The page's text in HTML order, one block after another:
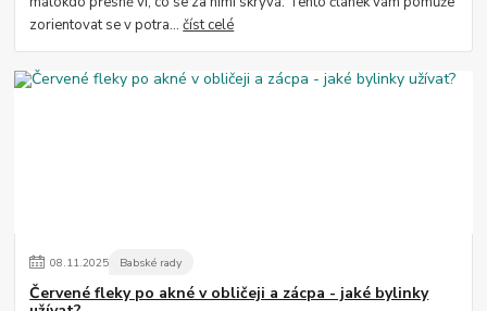
zorientovat se v potra...číst celé
08.11.2025 Babské rady
Červené fleky po akné v obličeji a zácpa - jaké bylinky